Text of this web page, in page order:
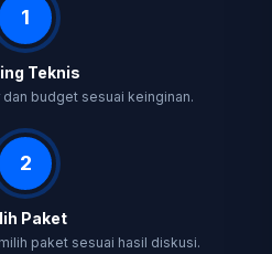
1
Teknis
budget sesuai keinginan.
2
Paket
paket sesuai hasil diskusi.